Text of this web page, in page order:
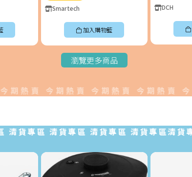
Smartech
加入購物籃
DCH
瀏覽更多商品
賣 今期熱賣 今期熱賣 今期熱賣 今
區 清貨專區 清貨專區 清貨專區清貨專